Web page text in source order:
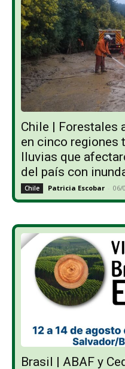
Chile | Forestales
en cinco regiones
lluvias que
del país con
Chile Patricia Escobar - 06/
Brasil | ABAF y